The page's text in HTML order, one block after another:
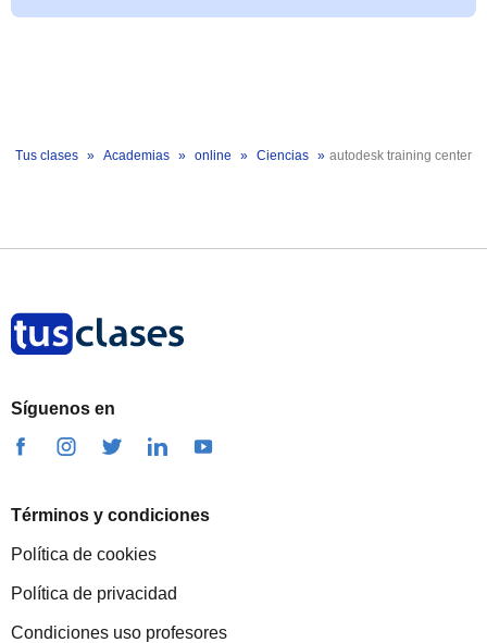
Tus clases Academias online Ciencias autodesk training center
Síguenos en
Términos y condiciones
Política de cookies
Política de privacidad
Condiciones uso profesores